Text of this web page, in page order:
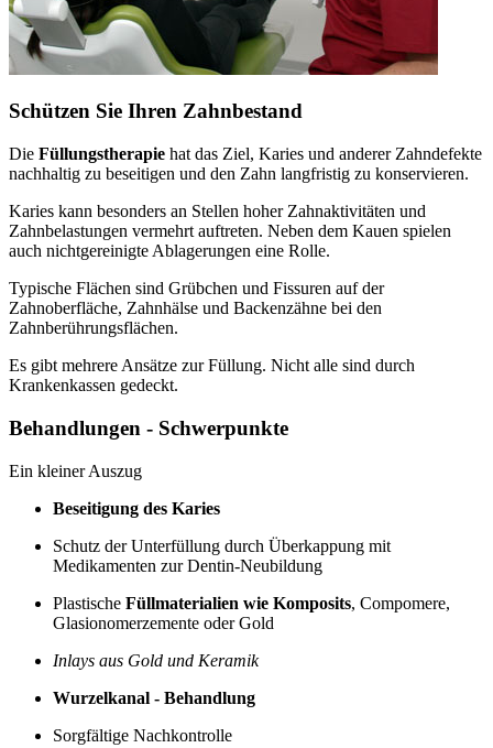
Schützen Sie Ihren Zahnbestand
Die Füllungstherapie hat das Ziel, Karies und anderer Zahndefekte
nachhaltig zu beseitigen und den Zahn langfristig zu konservieren.
Karies kann besonders an Stellen hoher Zahnaktivitäten und
Zahnbelastungen vermehrt auftreten. Neben dem Kauen spielen
auch nichtgereinigte Ablagerungen eine Rolle.
Typische Flächen sind Grübchen und Fissuren auf der
Zahnoberfläche, Zahnhälse und Backenzähne bei den
Zahnberührungsflächen.
Es gibt mehrere Ansätze zur Füllung. Nicht alle sind durch
Krankenkassen gedeckt.
Behandlungen - Schwerpunkte
Ein kleiner Auszug
Beseitigung des Karies
Schutz der Unterfüllung durch Überkappung mit
Medikamenten zur Dentin-Neubildung
Plastische Füllmaterialien wie Komposits, Compomere,
Glasionomerzemente oder Gold
Inlays aus Gold und Keramik
Wurzelkanal - Behandlung
Sorgfältige Nachkontrolle